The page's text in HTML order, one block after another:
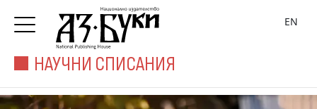
НАУЧНИ СПИСАНИЯ
EN